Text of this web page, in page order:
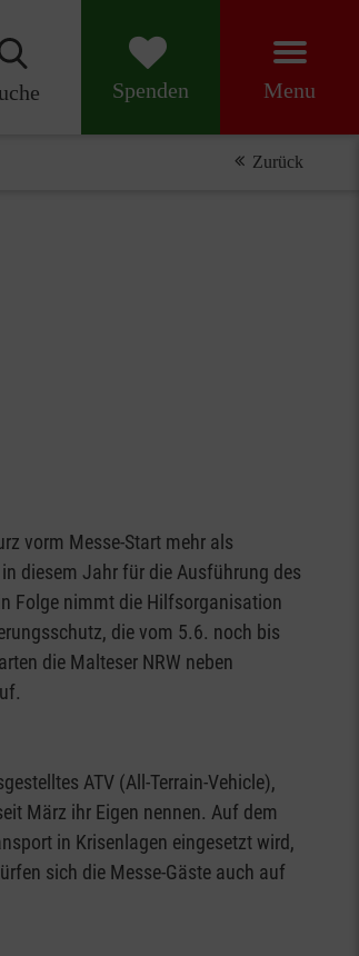
Spenden Menu
Zurück
vorm Messe-Start mehr als
diesem Jahr für die Ausführung des
Folge nimmt die Hilfsorganisation
die vom 5.6. noch bis
die Malteser NRW neben
ATV (All-Terrain-Vehicle),
März ihr Eigen nennen. Auf dem
in Krisenlagen eingesetzt wird,
sich die Messe-Gäste auch auf